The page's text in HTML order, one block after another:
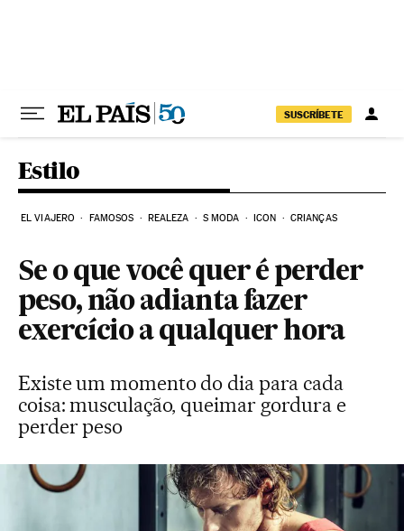
SUSCRÍBETE
Estilo
EL VIAJERO FAMOSOS REALEZA S MODA ICON CRIANÇAS
Se o que você quer é perder
peso, não adianta fazer
exercício a qualquer hora
Existe um momento do dia para cada
coisa: musculação, queimar gordura e
perder peso